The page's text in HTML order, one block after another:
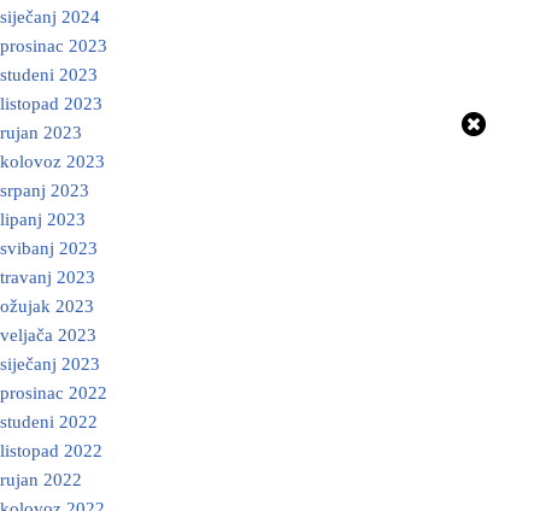
siječanj 2024
prosinac 2023
studeni 2023
listopad 2023
rujan 2023
kolovoz 2023
srpanj 2023
lipanj 2023
svibanj 2023
travanj 2023
ožujak 2023
veljača 2023
siječanj 2023
prosinac 2022
studeni 2022
listopad 2022
rujan 2022